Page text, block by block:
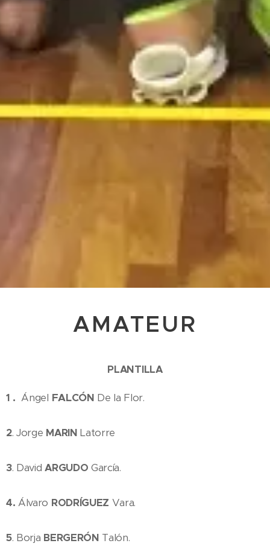
AMATEUR
PLANTILLA
1 .Ángel FALCÓN De la Flor.
2. Jorge MARIN Latorre
3. DavidARGUDO García.
4. Álvaro RODRÍGUEZ Vara.
5. Borja BERGERÓN Talón.